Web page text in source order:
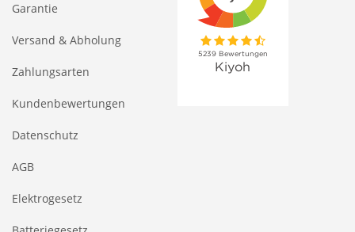
Garantie
Versand & Abholung
Zahlungsarten
Kundenbewertungen
Datenschutz
AGB
Elektrogesetz